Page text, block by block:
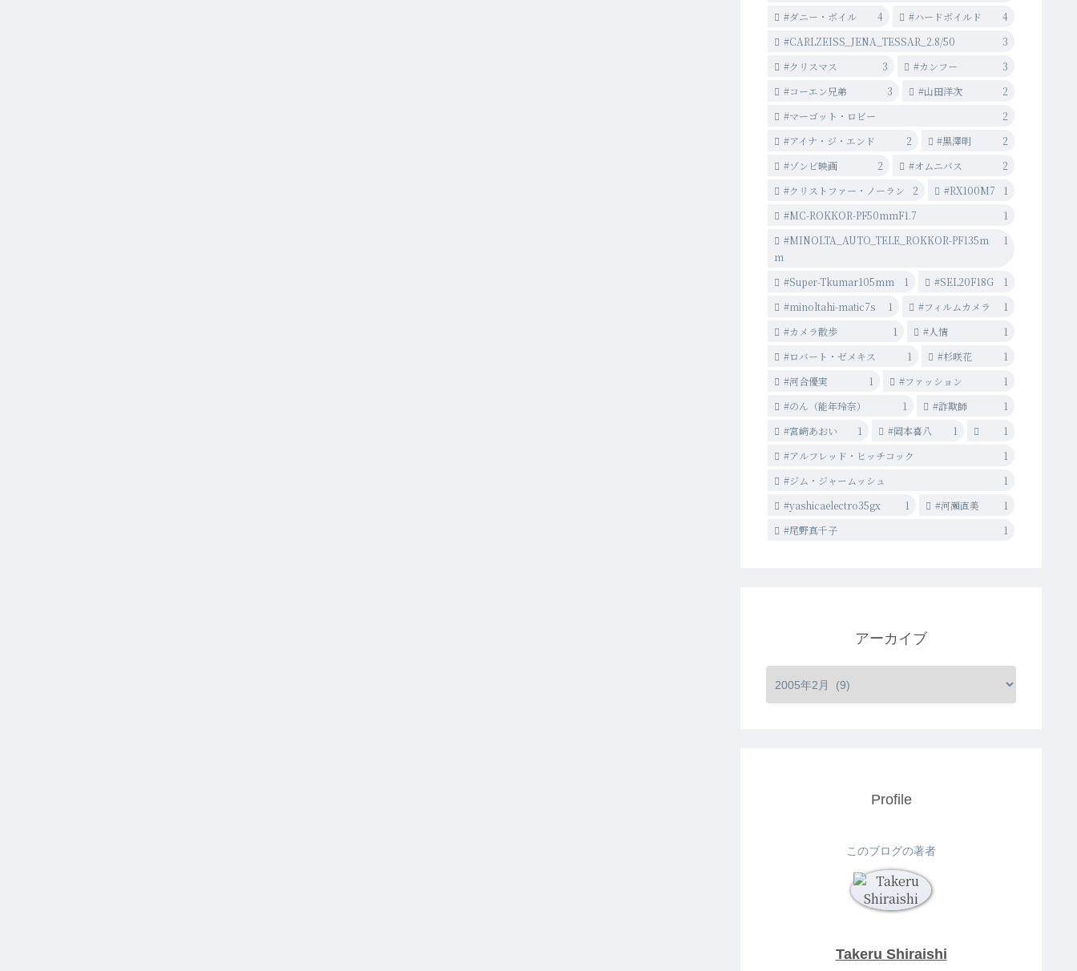
#ダニー・ボイル
4 #ハードボイルド
4
#CARLZEISS_JENA_TESSAR_2.8/50
3
#クリスマス
3 #カンフー
3
#コーエン兄弟
3 #山田洋次
2
#マーゴット・ロビー
2
#アイナ・ジ・エンド
2 #黒澤明
2
#ゾンビ映画
2 #オムニバス
2
#クリストファー・ノーラン
2 #RX100M7
1
#MC-ROKKOR-PF50mmF1.7
1
#MINOLTA_AUTO_TELE_ROKKOR-PF135m
m
1
#Super-Tkumar105mm 1 #SEL20F18G
1
#minoltahi-matic7s
1 #フィルムカメラ
1
#カメラ散歩
1 #人情
1
#ロバート・ゼメキス
1 #杉咲花
1
#河合優実
1 #ファッション
1
#のん（能年玲奈）
1 #詐欺師
1
#宮﨑あおい
1 #岡本喜八 1
1
#アルフレッド・ヒッチコック
1
#ジム・ジャームッシュ
1
#yashicaelectro35gx
1 #河瀨直美
1
#尾野真千子
1
アーカイブ
Profile
このブログの著者
Takeru Shiraishi